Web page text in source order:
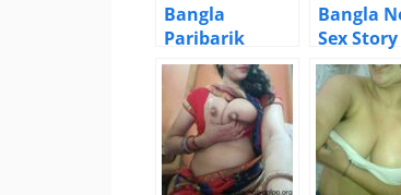
Bangla
Paribarik
Choti Golpo –
Bangla Choti
Golpo
Bangla
Sex Story
Bangla
Golpo